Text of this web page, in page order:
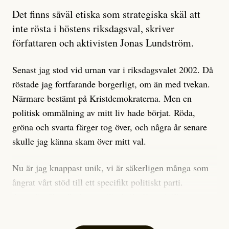
Artikeln undersöker inte, som ETC påstår, ”vad som
är sant, vad som är rykten”, utan den bidrar bara till
ännu mer ryktesspridning. Det finns inte ett enda bevis
misstänkta personen är en infiltratör. Det som läsaren
får veta är att personen har ändrat sina politiska åsikter
under åren, att den har raderat tidigare innehåll på sina
sociala medier, att artikelns författare inte förstår sig
på personens ekonomi och att det tydligen finns
anonyma röster inom rörelsen som säger saker som
anses vara anledningar att titta närmare på personen,
men ingenting av detta är tillräckligt för att hänga ut
inom palestinarörelsen.
Det finns såväl etiska som strategiska skäl att
inte rösta i höstens riksdagsval, skriver
författaren och aktivisten Jonas Lundström.
Senast jag stod vid urnan var i riksdagsvalet 2002. Då
röstade jag fortfarande borgerligt, om än med tvekan.
Närmare bestämt på Kristdemokraterna. Men en
politisk ommålning av mitt liv hade börjat. Röda,
gröna och svarta färger tog över, och några år senare
skulle jag känna skam över mitt val.
Nu är jag knappast unik, vi är säkerligen många som
ångrat vårt stöd till ett specifikt politiskt parti.